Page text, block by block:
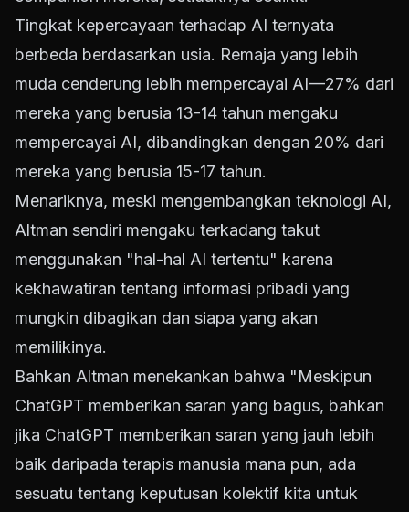
Tingkat kepercayaan terhadap AI ternyata
berbeda berdasarkan usia. Remaja yang lebih
muda cenderung lebih mempercayai AI—27% dari
mereka yang berusia 13-14 tahun mengaku
mempercayai AI, dibandingkan dengan 20% dari
mereka yang berusia 15-17 tahun.
Menariknya, meski mengembangkan teknologi AI,
Altman sendiri mengaku terkadang takut
menggunakan "hal-hal AI tertentu" karena
kekhawatiran tentang informasi pribadi yang
mungkin dibagikan dan siapa yang akan
memilikinya.
Bahkan Altman menekankan bahwa "Meskipun
ChatGPT memberikan saran yang bagus, bahkan
jika ChatGPT memberikan saran yang jauh lebih
baik daripada terapis manusia mana pun, ada
sesuatu tentang keputusan kolektif kita untuk